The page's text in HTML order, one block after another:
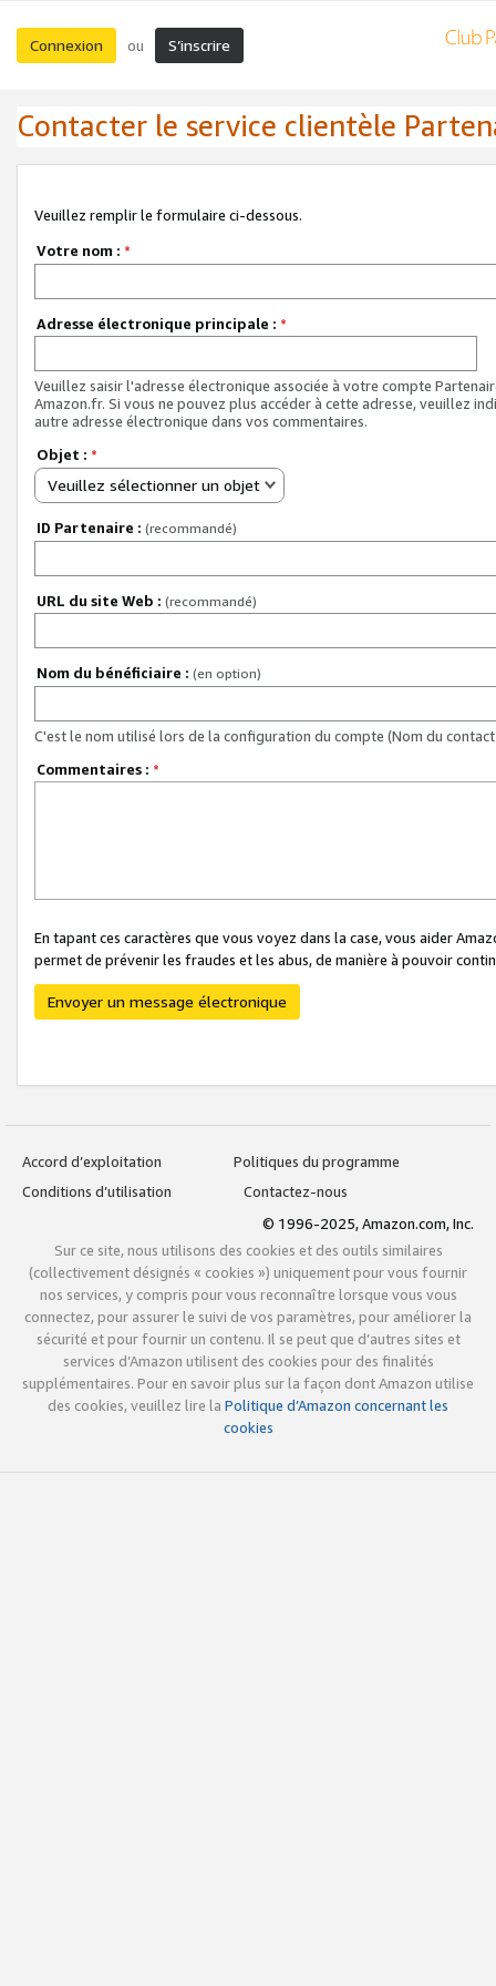
Connexion ou S’inscrire
Contacter le service clientèle
Veuillez remplir le formulaire ci-dessous.
Votre nom : *
Adresse électronique principale : *
Veuillez saisir l'adresse électronique associée à votre compte
Amazon.fr. Si vous ne pouvez plus accéder à cette adresse, veuillez
autre adresse électronique dans vos commentaires.
Objet : *
Veuillez sélectionner un objet
ID Partenaire : (recommandé)
URL du site Web : (recommandé)
Nom du bénéficiaire : (en option)
C'est le nom utilisé lors de la configuration du compte (Nom du
Commentaires : *
En tapant ces caractères que vous voyez dans la case, vous aider
permet de prévenir les fraudes et les abus, de manière à pouvoir
Envoyer un message électronique
Accord d’exploitation
Politiques du programme
Conditions d’utilisation
Contactez-nous
© 1996-2025, Amazon.com, Inc.
Sur ce site, nous utilisons des cookies et des outils similaires
(collectivement désignés « cookies ») uniquement pour vous fournir
nos services, y compris pour vous reconnaître lorsque vous vous
connectez, pour assurer le suivi de vos paramètres, pour améliorer la
sécurité et pour fournir un contenu. Il se peut que d’autres sites et
services d’Amazon utilisent des cookies pour des finalités
supplémentaires. Pour en savoir plus sur la façon dont Amazon utilise
des cookies, veuillez lire la Politique d’Amazon concernant les
cookies